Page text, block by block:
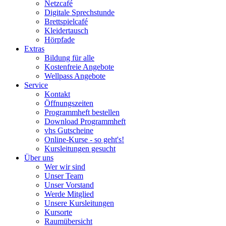
Netzcafé
Digitale Sprechstunde
Brettspielcafé
Kleidertausch
Hörpfade
Extras
Bildung für alle
Kostenfreie Angebote
Wellpass Angebote
Service
Kontakt
Öffnungszeiten
Programmheft bestellen
Download Programmheft
vhs Gutscheine
Online-Kurse - so geht's!
Kursleitungen gesucht
Über uns
Wer wir sind
Unser Team
Unser Vorstand
Werde Mitglied
Unsere Kursleitungen
Kursorte
Raumübersicht